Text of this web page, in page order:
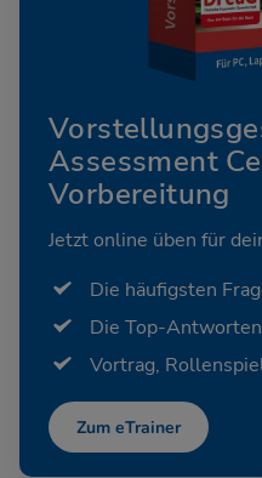
Assessment
Vorbereitung
Jetzt online üben für
Die häufigsten
Die Top-Antworten
Vortrag,
Zum eTrainer